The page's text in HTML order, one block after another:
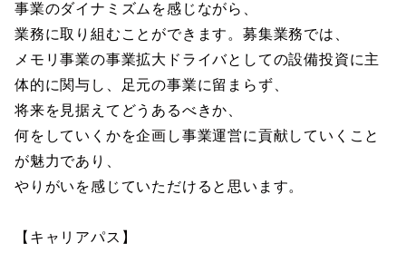
事業のダイナミズムを感じながら、
業務に取り組むことができます。募集業務では、
メモリ事業の事業拡大ドライバとしての設備投資に主
体的に関与し、足元の事業に留まらず、
将来を見据えてどうあるべきか、
何をしていくかを企画し事業運営に貢献していくこと
が魅力であり、
やりがいを感じていただけると思います。
【キャリアパス】